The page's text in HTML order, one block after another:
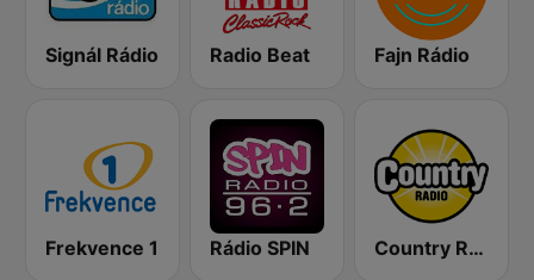
Signál Rádio Radio Beat Fajn Rádio
Frekvence 1 Rádio SPIN Country Radio